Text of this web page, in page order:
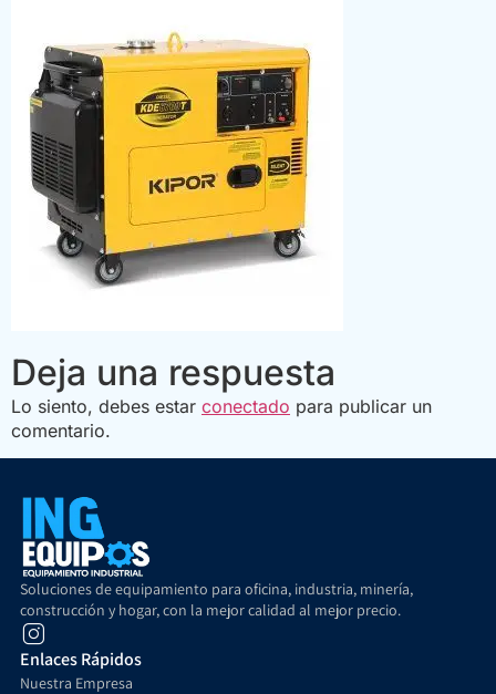
Deja una respuesta
Lo siento, debes estar conectado para publicar un
comentario.
Soluciones de equipamiento para oficina, industria, minería,
construcción y hogar, con la mejor calidad al mejor precio.
Enlaces Rápidos
Nuestra Empresa